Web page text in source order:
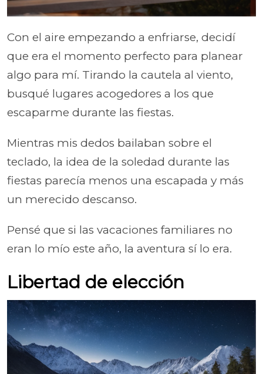
Con el aire empezando a enfriarse, decidí
que era el momento perfecto para planear
algo para mí. Tirando la cautela al viento,
busqué lugares acogedores a los que
escaparme durante las fiestas.
Mientras mis dedos bailaban sobre el
teclado, la idea de la soledad durante las
fiestas parecía menos una escapada y más
un merecido descanso.
Pensé que si las vacaciones familiares no
eran lo mío este año, la aventura sí lo era.
Libertad de elección